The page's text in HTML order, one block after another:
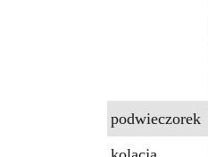
podwieczorek